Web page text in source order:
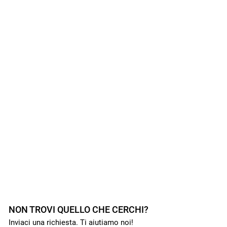
NON TROVI QUELLO CHE CERCHI?
Inviaci una richiesta. Ti aiutiamo noi!